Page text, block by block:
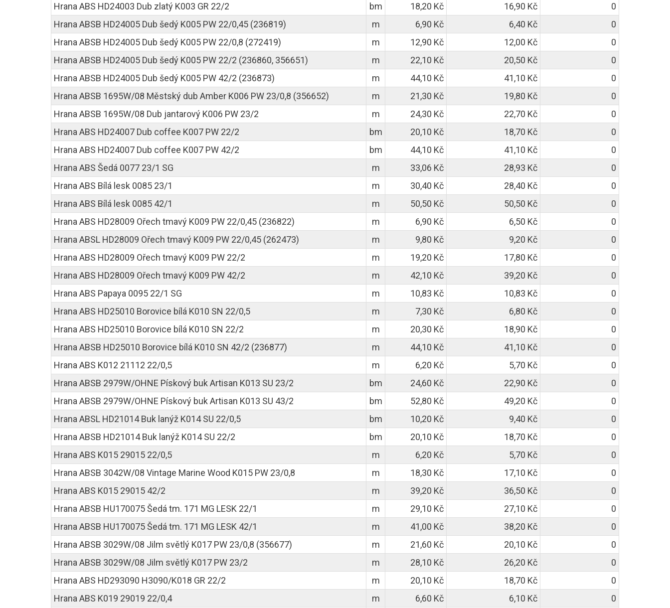
Hrana ABS HD24003 Dub zlatý K003 GR 22/2
bm 18,20 Kč 16,90 Kč
0
Hrana ABSB HD24005 Dub šedý K005 PW 22/0,45 (236819)
m 6,90 Kč 6,40 Kč
0
Hrana ABSB HD24005 Dub šedý K005 PW 22/0,8 (272419)
m 12,90 Kč 12,00 Kč
0
Hrana ABSB HD24005 Dub šedý K005 PW 22/2 (236860, 356651)
m 22,10 Kč 20,50 Kč
0
Hrana ABSB HD24005 Dub šedý K005 PW 42/2 (236873)
m 44,10 Kč 41,10 Kč
0
Hrana ABSB 1695W/08 Městský dub Amber K006 PW 23/0,8 (356652)
m 21,30 Kč 19,80 Kč
0
Hrana ABSB 1695W/08 Dub jantarový K006 PW 23/2
m 24,30 Kč 22,70 Kč
0
Hrana ABS HD24007 Dub coffee K007 PW 22/2
bm 20,10 Kč 18,70 Kč
0
Hrana ABS HD24007 Dub coffee K007 PW 42/2
bm 44,10 Kč 41,10 Kč
0
Hrana ABS Šedá 0077 23/1 SG
m 33,06 Kč 28,93 Kč
0
Hrana ABS Bílá lesk 0085 23/1
m 30,40 Kč 28,40 Kč
0
Hrana ABS Bílá lesk 0085 42/1
m 50,50 Kč 50,50 Kč
0
Hrana ABS HD28009 Ořech tmavý K009 PW 22/0,45 (236822)
m 6,90 Kč 6,50 Kč
0
Hrana ABSL HD28009 Ořech tmavý K009 PW 22/0,45 (262473)
m 9,80 Kč 9,20 Kč
0
Hrana ABS HD28009 Ořech tmavý K009 PW 22/2
m 19,20 Kč 17,80 Kč
0
Hrana ABS HD28009 Ořech tmavý K009 PW 42/2
m 42,10 Kč 39,20 Kč
0
Hrana ABS Papaya 0095 22/1 SG
m 10,83 Kč 10,83 Kč
0
Hrana ABS HD25010 Borovice bílá K010 SN 22/0,5
m 7,30 Kč 6,80 Kč
0
Hrana ABS HD25010 Borovice bílá K010 SN 22/2
m 20,30 Kč 18,90 Kč
0
Hrana ABSB HD25010 Borovice bílá K010 SN 42/2 (236877)
m 44,10 Kč 41,10 Kč
0
Hrana ABS K012 21112 22/0,5
m 6,20 Kč 5,70 Kč
0
Hrana ABSB 2979W/OHNE Pískový buk Artisan K013 SU 23/2
bm 24,60 Kč 22,90 Kč
0
Hrana ABSB 2979W/OHNE Pískový buk Artisan K013 SU 43/2
bm 52,80 Kč 49,20 Kč
0
Hrana ABSL HD21014 Buk lanýž K014 SU 22/0,5
bm 10,20 Kč 9,40 Kč
0
Hrana ABSB HD21014 Buk lanýž K014 SU 22/2
bm 20,10 Kč 18,70 Kč
0
Hrana ABS K015 29015 22/0,5
m 6,20 Kč 5,70 Kč
0
Hrana ABSB 3042W/08 Vintage Marine Wood K015 PW 23/0,8
m 18,30 Kč 17,10 Kč
0
Hrana ABS K015 29015 42/2
m 39,20 Kč 36,50 Kč
0
Hrana ABSB HU170075 Šedá tm. 171 MG LESK 22/1
m 29,10 Kč 27,10 Kč
0
Hrana ABSB HU170075 Šedá tm. 171 MG LESK 42/1
m 41,00 Kč 38,20 Kč
0
Hrana ABSB 3029W/08 Jilm světlý K017 PW 23/0,8 (356677)
m 21,60 Kč 20,10 Kč
0
Hrana ABSB 3029W/08 Jilm světlý K017 PW 23/2
m 28,10 Kč 26,20 Kč
0
Hrana ABS HD293090 H3090/K018 GR 22/2
m 20,10 Kč 18,70 Kč
0
Hrana ABS K019 29019 22/0,4
m 6,60 Kč 6,10 Kč
0